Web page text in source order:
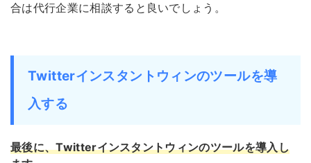
合は代行企業に相談すると良いでしょう。
Twitterインスタントウィンのツールを導
入する
最後に、Twitterインスタントウィンのツールを導入し